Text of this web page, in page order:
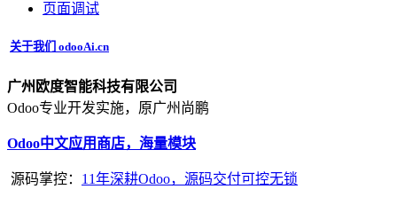
页面调试
关于我们 odooAi.cn
广州欧度智能科技有限公司
Odoo专业开发实施，原广州尚鹏
Odoo中文应用商店，海量模块
源码掌控： 11年深耕Odoo，源码交付可控无锁